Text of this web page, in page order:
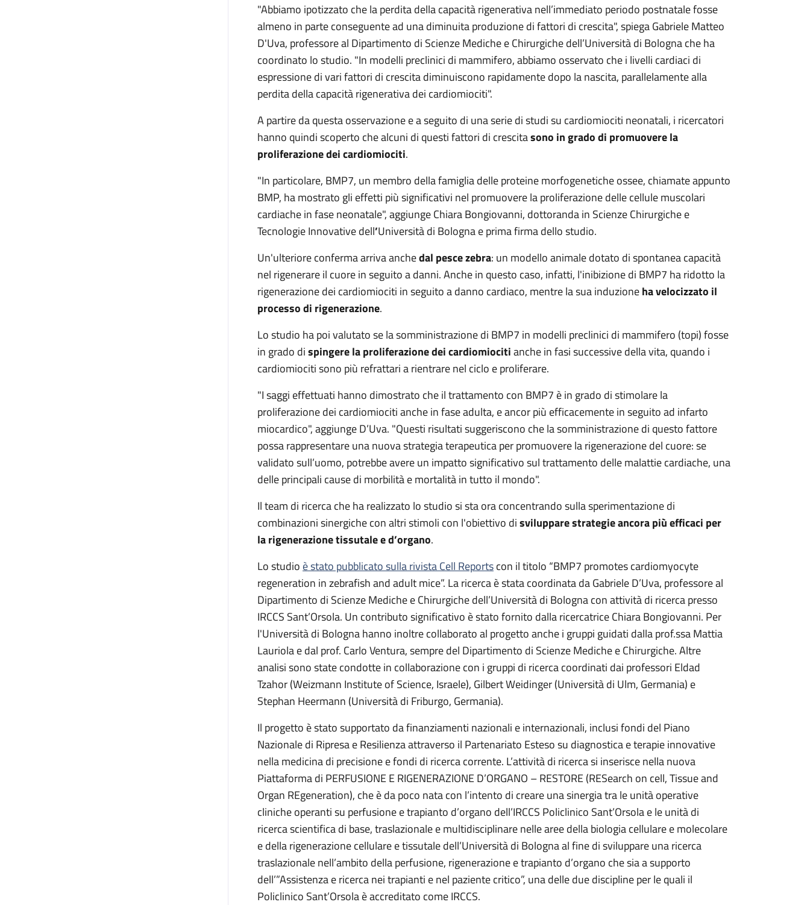
"Abbiamo ipotizzato che la perdita della capacità rigenerativa nell’immediato periodo postnatale fosse
almeno in parte conseguente ad una diminuita produzione di fattori di crescita", spiega Gabriele Matteo
D'Uva, professore al Dipartimento di Scienze Mediche e Chirurgiche dell’Università di Bologna che ha
coordinato lo studio. "In modelli preclinici di mammifero, abbiamo osservato che i livelli cardiaci di
espressione di vari fattori di crescita diminuiscono rapidamente dopo la nascita, parallelamente alla
perdita della capacità rigenerativa dei cardiomiociti".
A partire da questa osservazione e a seguito di una serie di studi su cardiomiociti neonatali, i ricercatori
hanno quindi scoperto che alcuni di questi fattori di crescitasono in grado di promuovere la
proliferazione dei cardiomiociti.
"In particolare, BMP7, un membro della famiglia delle proteine morfogenetiche ossee, chiamate appunto
BMP, ha mostrato gli effetti più significativi nel promuovere la proliferazione delle cellule muscolari
cardiache in fase neonatale", aggiunge Chiara Bongiovanni, dottoranda in Scienze Chirurgiche e
Tecnologie Innovative dell’Università di Bologna e prima firma dello studio.
Un'ulteriore conferma arriva anchedal pesce zebra: un modello animale dotato di spontanea capacità
nel rigenerare il cuore in seguito a danni. Anche in questo caso, infatti, l'inibizione di BMP7 ha ridotto la
rigenerazione dei cardiomiociti in seguito a danno cardiaco, mentre la sua induzioneha velocizzato il
processo di rigenerazione.
Lo studio ha poi valutato se la somministrazione di BMP7 in modelli preclinici di mammifero (topi) fosse
in grado dispingere la proliferazione dei cardiomiocitianche in fasi successive della vita, quando i
cardiomiociti sono più refrattari a rientrare nel ciclo e proliferare.
"I saggi effettuati hanno dimostrato che il trattamento con BMP7 è in grado di stimolare la
proliferazione dei cardiomiociti anche in fase adulta, e ancor più efficacemente in seguito ad infarto
miocardico", aggiunge D’Uva. "Questi risultati suggeriscono che la somministrazione di questo fattore
possa rappresentare una nuova strategia terapeutica per promuovere la rigenerazione del cuore: se
validato sull’uomo, potrebbe avere un impatto significativo sul trattamento delle malattie cardiache, una
delle principali cause di morbilità e mortalità in tutto il mondo".
Il team di ricerca che ha realizzato lo studio si sta ora concentrando sulla sperimentazione di
combinazioni sinergiche con altri stimoli con l'obiettivo disviluppare strategie ancora più efficaci per
la rigenerazione tissutale e d’organo.
Lo studio è stato pubblicato sulla rivista Cell Reportscon il titolo “BMP7 promotes cardiomyocyte
regeneration in zebrafish and adult mice”. La ricerca è stata coordinata da Gabriele D’Uva, professore al
Dipartimento di Scienze Mediche e Chirurgiche dell’Università di Bologna con attività di ricerca presso
IRCCS Sant’Orsola. Un contributo significativo è stato fornito dalla ricercatrice Chiara Bongiovanni. Per
l'Università di Bologna hanno inoltre collaborato al progetto anche i gruppi guidati dalla prof.ssa Mattia
Lauriola e dal prof. Carlo Ventura, sempre del Dipartimento di Scienze Mediche e Chirurgiche. Altre
analisi sono state condotte in collaborazione con i gruppi di ricerca coordinati dai professori Eldad
Tzahor (Weizmann Institute of Science, Israele), Gilbert Weidinger (Università di Ulm, Germania) e
Stephan Heermann (Università di Friburgo, Germania).
Il progetto è stato supportato da finanziamenti nazionali e internazionali, inclusi fondi del Piano
Nazionale di Ripresa e Resilienza attraverso il Partenariato Esteso su diagnostica e terapie innovative
nella medicina di precisione e fondi di ricerca corrente. L’attività di ricerca si inserisce nella nuova
Piattaforma di PERFUSIONE E RIGENERAZIONE D’ORGANO – RESTORE (RESearch on cell, Tissue and
Organ REgeneration), che è da poco nata con l’intento di creare una sinergia tra le unità operative
cliniche operanti su perfusione e trapianto d’organo dell’IRCCS Policlinico Sant’Orsola e le unità di
ricerca scientifica di base, traslazionale e multidisciplinare nelle aree della biologia cellulare e molecolare
e della rigenerazione cellulare e tissutale dell’Università di Bologna al fine di sviluppare una ricerca
traslazionale nell’ambito della perfusione, rigenerazione e trapianto d’organo che sia a supporto
dell’”Assistenza e ricerca nei trapianti e nel paziente critico”, una delle due discipline per le quali il
Policlinico Sant’Orsola è accreditato come IRCCS.